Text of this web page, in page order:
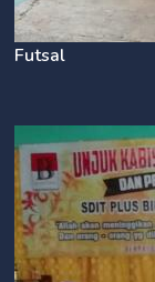
Futsal